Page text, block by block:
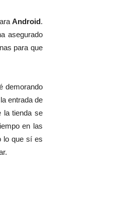
Android.
asegurado
para que
demorando
entrada de
tienda se
en las
lo que sí es